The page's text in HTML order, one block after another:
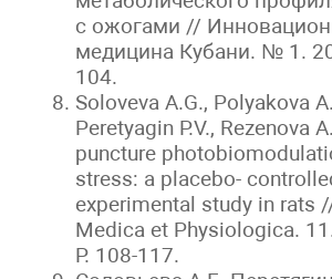
с ожогами //
медицина Кубани. № 1.
104.
Soloveva A.G., Polyakova
Peretyagin P.V., Rezenova
puncture
stress: a placebo-
experimental study in rats
Medica et Physiologica.
P. 108-117.